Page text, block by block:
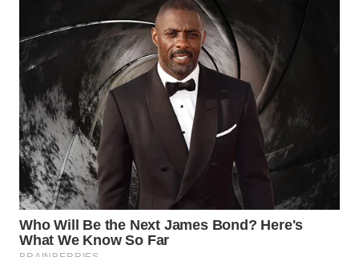
WN
SURABAYA
WN
NATUNA
WN
BINTAN
WN
MANDALIKA